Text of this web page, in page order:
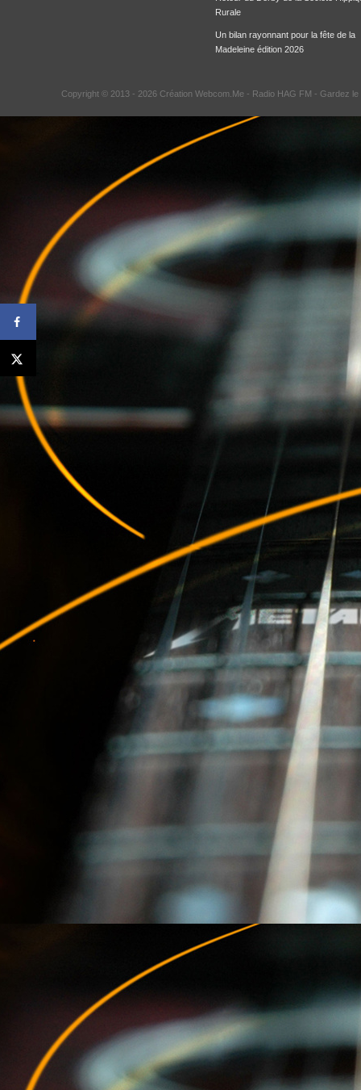
Rurale
Un bilan rayonnant pour la fête de la
Madeleine édition 2026
Copyright © 2013 - 2026 Création Webcom.Me - Radio HAG FM - Gardez le